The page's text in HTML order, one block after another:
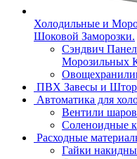
Холодильные и
Шоковой Заморозки.
Сэндвич
Морозильных
ПВХ Завесы и
Автоматика для
Вентили
Соленоидные
Расходные
Гайки